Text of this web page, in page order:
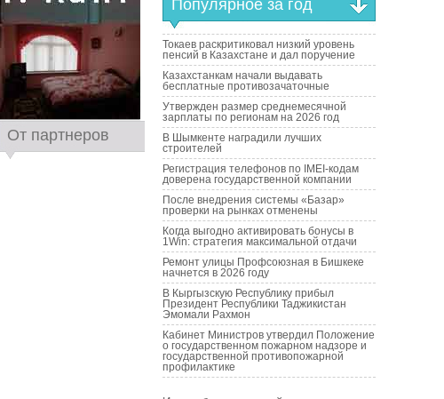
От партнеров
Популярное за год
Токаев раскритиковал низкий уровень
пенсий в Казахстане и дал поручение
Казахстанкам начали выдавать
бесплатные противозачаточные
Утвержден размер среднемесячной
зарплаты по регионам на 2026 год
В Шымкенте наградили лучших
строителей
Регистрация телефонов по IMEI-кодам
доверена государственной компании
После внедрения системы «Базар»
проверки на рынках отменены
Когда выгодно активировать бонусы в
1Win: стратегия максимальной отдачи
Ремонт улицы Профсоюзная в Бишкеке
начнется в 2026 году
В Кыргызскую Республику прибыл
Президент Республики Таджикистан
Эмомали Рахмон
Кабинет Министров утвердил Положение
о государственном пожарном надзоре и
государственной противопожарной
профилактике